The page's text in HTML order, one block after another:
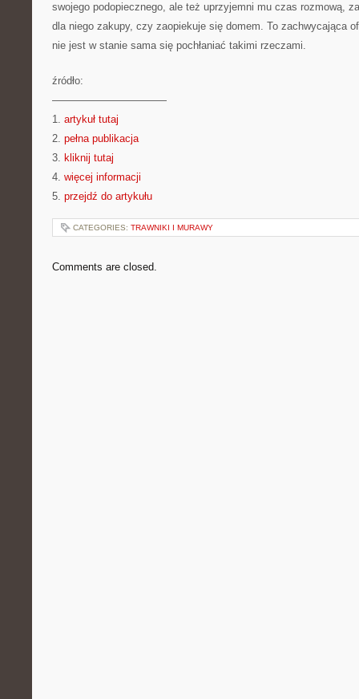
swojego podopiecznego, ale też uprzyjemni mu czas rozmową,
dla niego zakupy, czy zaopiekuje się domem. To zachwycająca
nie jest w stanie sama się pochłaniać takimi rzeczami.
źródło:
———————————
1. artykuł tutaj
2. pełna publikacja
3. kliknij tutaj
4. więcej informacji
5. przejdź do artykułu
CATEGORIES: TRAWNIKI I MURAWY
Comments are closed.